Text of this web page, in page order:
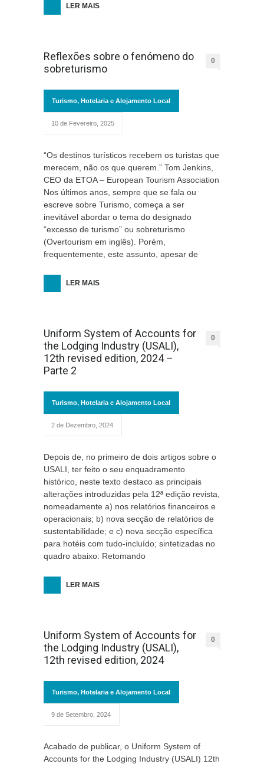
LER MAIS
Reflexões sobre o fenómeno do
sobreturismo
0
Turismo, Hotelaria e Alojamento Local
10 de Fevereiro, 2025
“Os destinos turísticos recebem os turistas que
merecem, não os que querem.” Tom Jenkins,
CEO da ETOA – European Tourism Association
Nos últimos anos, sempre que se fala ou
escreve sobre Turismo, começa a ser
inevitável abordar o tema do designado
“excesso de turismo” ou sobreturismo
(Overtourism em inglês). Porém,
frequentemente, este assunto, apesar de
LER MAIS
Uniform System of Accounts for
the Lodging Industry (USALI),
12th revised edition, 2024 –
Parte 2
0
Turismo, Hotelaria e Alojamento Local
2 de Dezembro, 2024
Depois de, no primeiro de dois artigos sobre o
USALI, ter feito o seu enquadramento
histórico, neste texto destaco as principais
alterações introduzidas pela 12ª edição revista,
nomeadamente a) nos relatórios financeiros e
operacionais; b) nova secção de relatórios de
sustentabilidade; e c) nova secção específica
para hotéis com tudo-incluído; sintetizadas no
quadro abaixo: Retomando
LER MAIS
Uniform System of Accounts for
the Lodging Industry (USALI),
12th revised edition, 2024
0
Turismo, Hotelaria e Alojamento Local
9 de Setembro, 2024
Acabado de publicar, o Uniform System of
Accounts for the Lodging Industry (USALI) 12th